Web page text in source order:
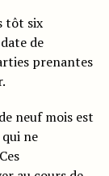
tôt six
de
prenantes
neuf mois est
ne